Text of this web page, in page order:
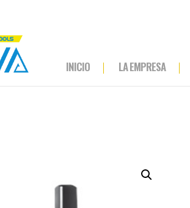
INICIO LA EMPRESA